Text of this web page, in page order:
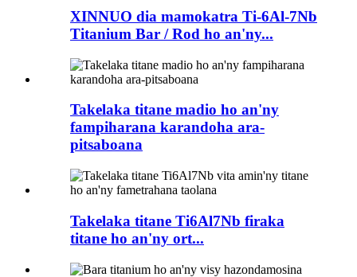
XINNUO dia mamokatra Ti-6Al-7Nb
Titanium Bar / Rod ho an'ny...
Takelaka titane madio ho an'ny
fampiharana karandoha ara-
pitsaboana
Takelaka titane Ti6Al7Nb firaka
titane ho an'ny ort...